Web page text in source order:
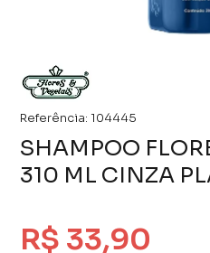
Referência: 104445
SHAMPOO
310 ML CINZA
R$ 33,90